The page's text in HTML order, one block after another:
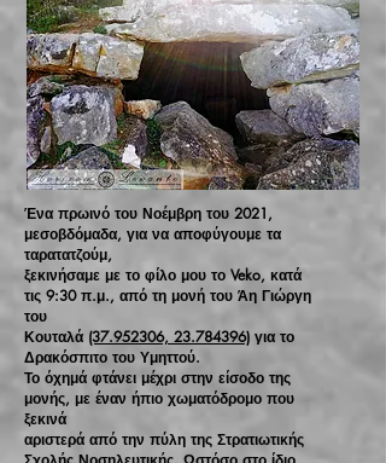
Ένα πρωινό του Νοέμβρη του 2021,
μεσοβδόμαδα, για να αποφύγουμε τα
ταρατατζούμ,
ξεκινήσαμε με το φίλο μου το Veko, κατά
τις 9:30 π.μ., από τη μονή του Άη Γιώργη
του
Κουταλά (37.952306, 23.784396) για το
Δρακόσπιτο του Υμηττού.
Το όχημά φτάνει μέχρι στην είσοδο της
μονής, με έναν ήπιο χωματόδρομο που
ξεκινά
αριστερά από την πύλη της Στρατιωτικής